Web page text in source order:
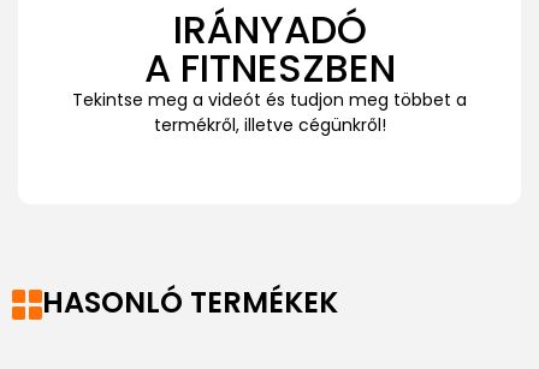
IRÁNYADÓ
A FITNESZBEN
Tekintse meg a videót és tudjon meg többet a
termékről, illetve cégünkről!
HASONLÓ TERMÉKEK